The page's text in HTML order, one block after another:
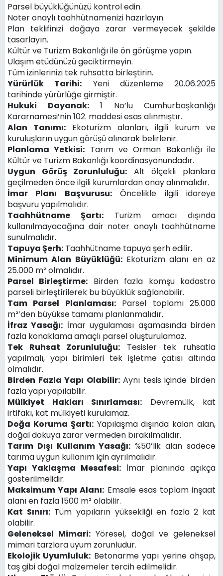
Parsel büyüklüğünüzü kontrol edin.
Noter onaylı taahhütnamenizi hazırlayın.
Plan teklifinizi doğaya zarar vermeyecek şekilde
tasarlayın.
Kültür ve Turizm Bakanlığı ile ön görüşme yapın.
Ulaşım etüdünüzü geciktirmeyin.
Tüm izinlerinizi tek ruhsatta birleştirin.
Yürürlük Tarihi: Yeni düzenleme 20.06.2025
tarihinde yürürlüğe girmiştir.
Hukuki Dayanak:1 No’lu Cumhurbaşkanlığı
Kararnamesi’nin 102. maddesi esas alınmıştır.
Alan Tanımı: Ekoturizm alanları, ilgili kurum ve
kuruluşların uygun görüşü alınarak belirlenir.
Planlama Yetkisi: Tarım ve Orman Bakanlığı ile
Kültür ve Turizm Bakanlığı koordinasyonundadır.
Uygun Görüş Zorunluluğu: Alt ölçekli planlara
geçilmeden önce ilgili kurumlardan onay alınmalıdır.
İmar Planı Başvurusu:Öncelikle ilgili idareye
başvuru yapılmalıdır.
Taahhütname Şartı: Turizm amacı dışında
kullanılmayacağına dair noter onaylı taahhütname
sunulmalıdır.
Tapuya Şerh: Taahhütname tapuya şerh edilir.
Minimum Alan Büyüklüğü:Ekoturizm alanı en az
25.000 m² olmalıdır.
Parsel Birleştirme: Birden fazla komşu kadastro
parseli birleştirilerek bu büyüklük sağlanabilir.
Tam Parsel Planlaması:Parsel toplamı 25.000
m²’den büyükse tamamı planlanmalıdır.
İfraz Yasağı: İmar uygulaması aşamasında birden
fazla konaklama amaçlı parsel oluşturulamaz.
Tek Ruhsat Zorunluluğu: Tesisler tek ruhsatla
yapılmalı, yapı birimleri tek işletme çatısı altında
olmalıdır.
Birden Fazla Yapı Olabilir:Aynı tesis içinde birden
fazla yapı yapılabilir.
Mülkiyet Hakları Sınırlaması: Devremülk, kat
irtifakı, kat mülkiyeti kurulamaz.
Doğa Koruma Şartı:Yapılaşma dışında kalan alan,
doğal dokuya zarar vermeden bırakılmalıdır.
Tarım Dışı Kullanım Yasağı: %50’lik alan sadece
tarıma uygun kullanım için ayrılmalıdır.
Yapı Yaklaşma Mesafesi: İmar planında açıkça
gösterilmelidir.
Maksimum Yapı Alanı: Emsale esas toplam inşaat
alanı en fazla 1500 m² olabilir.
Kat Sınırı:Tüm yapıların yüksekliği en fazla 2 kat
olabilir.
Geleneksel Mimari: Yöresel, doğal ve geleneksel
mimari tarzlara uyum zorunludur.
Ekolojik Uyumluluk: Betonarme yapı yerine ahşap,
taş gibi doğal malzemeler tercih edilmelidir.